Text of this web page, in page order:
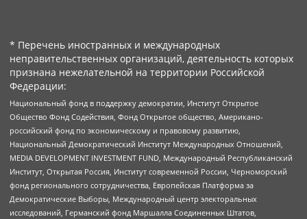
* Перечень иностранных и международных
неправительственных организаций, деятельность которых
признана нежелательной на территории Российской
Федерации:
Национальный фонд в поддержку демократии, Институт Открытое
Общество Фонд Содействия, Фонд Открытое общество, Американо-
российский фонд по экономическому и правовому развитию,
Национальный Демократический Институт Международных Отношений,
MEDIA DEVELOPMENT INVESTMENT FUND, Международный Республиканский
Институт, Открытая Россия, Институт современной России, Черноморский
фонд регионального сотрудничества, Европейская Платформа за
Демократические Выборы, Международный центр электоральных
исследований, Германский фонд Маршалла Соединенных Штатов,